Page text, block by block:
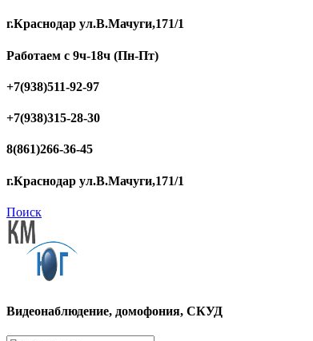
г.Краснодар ул.В.Мачуги,171/1
Работаем с 9ч-18ч (Пн-Пт)
+7(938)511-92-97
+7(938)315-28-30
8(861)266-36-45
г.Краснодар ул.В.Мачуги,171/1
Поиск
Видеонаблюдение, домофония, СКУД